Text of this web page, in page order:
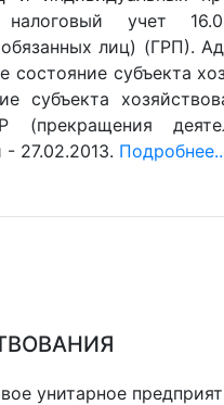
учет
лиц) (ГРП).
субъекта
субъекта
(прекращения
27.02.2013.
унитарное